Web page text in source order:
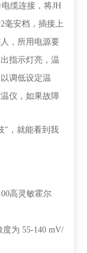
缆连接，将JH
2毫安档，插接上
，所用电源要
指示灯亮，温
调低设定温
仪，如果故障
"，就能看到我
高灵敏霍尔
度为 55-140 mV/